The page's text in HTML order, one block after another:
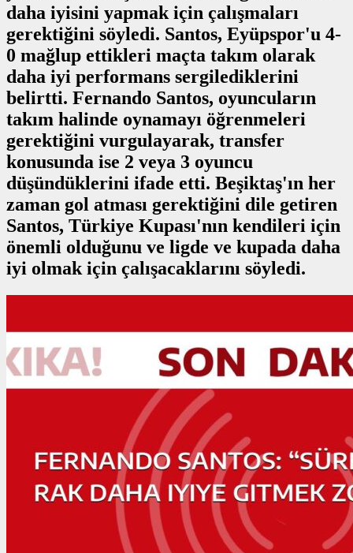
daha iyisini yapmak için çalışmaları
gerektiğini söyledi. Santos, Eyüpspor'u 4-
0 mağlup ettikleri maçta takım olarak
daha iyi performans sergilediklerini
belirtti. Fernando Santos, oyuncuların
takım halinde oynamayı öğrenmeleri
gerektiğini vurgulayarak, transfer
konusunda ise 2 veya 3 oyuncu
düşündüklerini ifade etti. Beşiktaş'ın her
zaman gol atması gerektiğini dile getiren
Santos, Türkiye Kupası'nın kendileri için
önemli olduğunu ve ligde ve kupada daha
iyi olmak için çalışacaklarını söyledi.